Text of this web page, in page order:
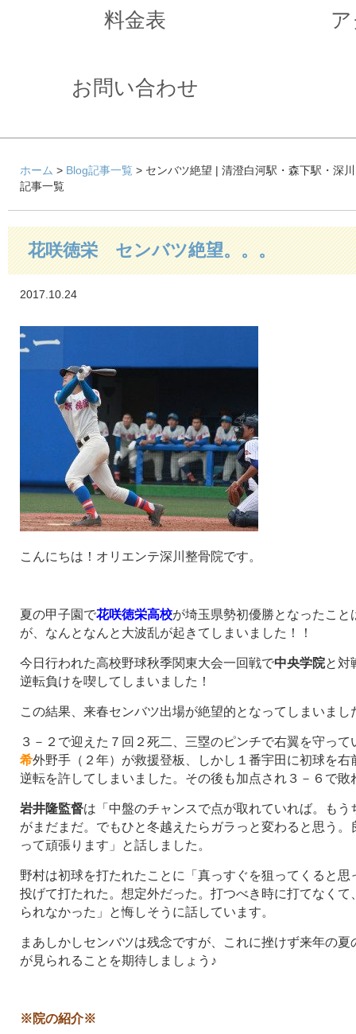
料金表
お問い合わせ
ホーム > Blog記事一覧 > センバツ絶望 | 清澄白河駅・森下駅・深
記事一覧
花咲徳栄 センバツ絶望。。。
2017.10.24
こんにちは！オリエンテ深川整骨院です。
夏の甲子園で花咲徳栄高校が埼玉県勢初優勝となったこと
が、なんとなんと大波乱が起きてしまいました！！
今日行われた高校野球秋季関東大会一回戦で中央学院と対
逆転負けを喫してしまいました！
この結果、来春センバツ出場が絶望的となってしまいまし
３－２で迎えた７回２死二、三塁のピンチで右翼を守って
希外野手（２年）が救援登板、しかし１番宇田に初球を右
逆転を許してしまいました。その後も加点され３－６で敗
岩井隆監督は「中盤のチャンスで点が取れていれば。もう
がまだまだ。でもひと冬越えたらガラっと変わると思う。
って頑張ります」と話しました。
野村は初球を打たれたことに「真っすぐを狙ってくると思
投げて打たれた。想定外だった。打つべき時に打てなくて
られなかった」と悔しそうに話しています。
まあしかしセンバツは残念ですが、これに挫けず来年の
が見られることを期待しましょう♪
※院の紹介※